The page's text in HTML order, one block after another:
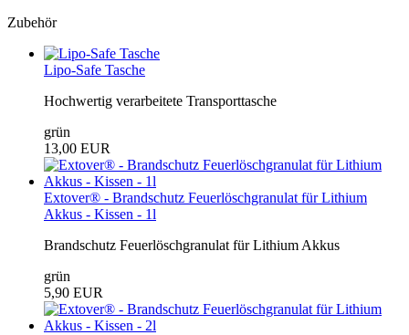
Zubehör
Lipo-Safe Tasche
Hochwertig verarbeitete Transporttasche
grün
13,00 EUR
Extover® - Brandschutz Feuerlöschgranulat für Lithium
Akkus - Kissen - 1l
Brandschutz Feuerlöschgranulat für Lithium Akkus
grün
5,90 EUR